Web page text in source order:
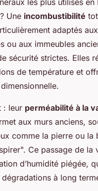
Une incombustibilité
adaptés
ou aux immeubles
sécurité strictes. Elles
de température et
: leur perméabilité à la
aux murs anciens,
comme la pierre ou la
Ce passage de la
d’humidité piégée,
à long